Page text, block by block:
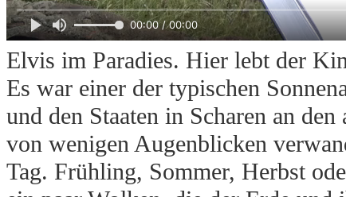
00:00 / 00:00
Elvis im Paradies. Hier lebt der
Es war einer der typischen
und den Staaten in Scharen an
von wenigen Augenblicken
Tag. Frühling, Sommer, Herbst